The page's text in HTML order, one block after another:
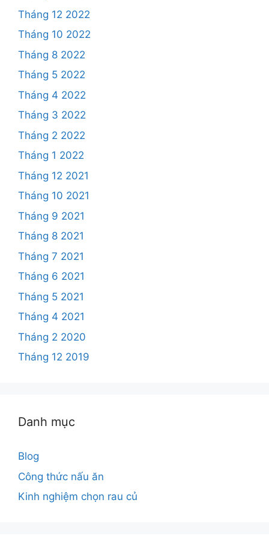
Tháng 12 2022
Tháng 10 2022
Tháng 8 2022
Tháng 5 2022
Tháng 4 2022
Tháng 3 2022
Tháng 2 2022
Tháng 1 2022
Tháng 12 2021
Tháng 10 2021
Tháng 9 2021
Tháng 8 2021
Tháng 7 2021
Tháng 6 2021
Tháng 5 2021
Tháng 4 2021
Tháng 2 2020
Tháng 12 2019
Danh mục
Blog
Công thức nấu ăn
Kinh nghiệm chọn rau củ